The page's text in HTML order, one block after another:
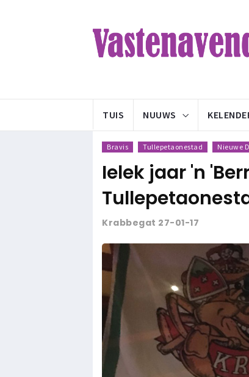
TUIS NUUWS
Bravis Tullepetaonestad Nieuwe
Ielek jaar 'n
Krabbegat 27-01-17